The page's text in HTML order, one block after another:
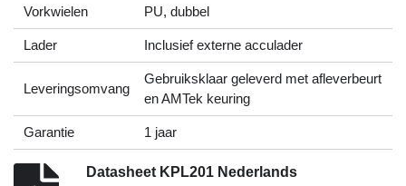
Vorkwielen PU, dubbel
Lader Inclusief externe acculader
Leveringsomvang
Gebruiksklaar geleverd met afleverbeurt
en AMTek keuring
Garantie 1 jaar
Datasheet KPL201 Nederlands